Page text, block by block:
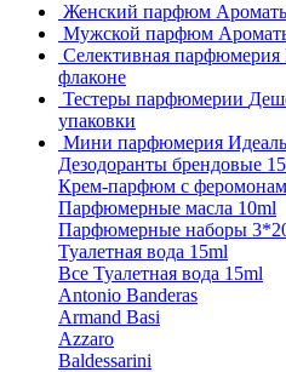
Женский парфюм
Мужской парфюм
Селективная парфюмерия
флаконе
Тестеры парфюмерии
упаковки
Мини парфюмерия
Дезодоранты брендовые
Крем-парфюм с
Парфюмерные масла 10ml
Парфюмерные наборы
Туалетная вода 15ml
Все Туалетная вода 15ml
Antonio Banderas
Armand Basi
Azzaro
Baldessarini